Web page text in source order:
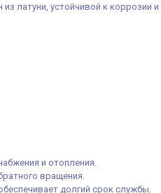
латуни, устойчивой к коррозии
и отопления.
вращения.
долгий срок службы.